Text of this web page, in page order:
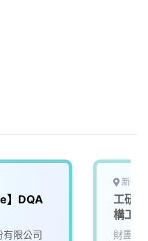
】DQA
有限公司
新竹
工研
構工
財團法